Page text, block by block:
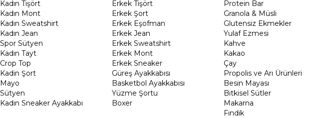
Kadın Tişört
Kadın Mont
Kadın Sweatshirt
Kadın Jean
Spor Sütyen
Kadın Tayt
Crop Top
Kadin Şort
Mayo
Sütyen
Kadın Sneaker Ayakkabı
Erkek Tişört
Erkek Şort
Erkek Eşofman
Erkek Jean
Erkek Sweatshirt
Erkek Mont
Erkek Sneaker
Güreş Ayakkabısı
Basketbol Ayakkabısı
Yüzme Şortu
Boxer
Protein Bar
Granola & Müsli
Glutensiz Ekmekler
Yulaf Ezmesi
Kahve
Kakao
Çay
Propolis ve Arı Ürünleri
Besin Mayası
Bitkisel Sütler
Makarna
Fındık